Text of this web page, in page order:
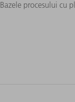
Bazele procesului cu